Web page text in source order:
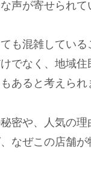
声が寄せられて
も混雑してい
でなく、地域住
あると考えられ
密や、人気の
なぜこの店舗が